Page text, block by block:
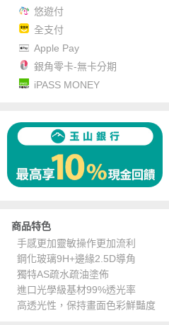
悠遊付
全支付
Apple Pay
銀角零卡-無卡分期
iPASS MONEY
商品特色
手感更加靈敏操作更加流利
鋼化玻璃9H+邊緣2.5D導角
獨特AS疏水疏油塗佈
進口光學級基材99%透光率
高透光性，保持畫面色彩鮮豔度